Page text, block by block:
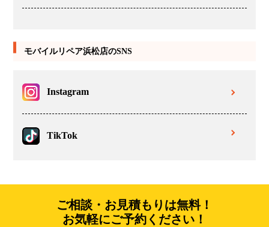
モバイルリペア浜松店のSNS
Instagram
TikTok
ご相談・お見積もりは無料！
お気軽にご予約ください！